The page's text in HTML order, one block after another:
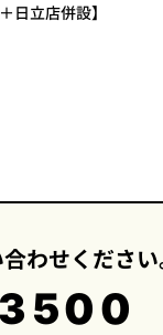
日立店併設】
わせくださ